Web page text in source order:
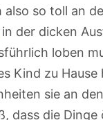
also so toll an
der dicken
loben
Kind zu
sie an
dass die